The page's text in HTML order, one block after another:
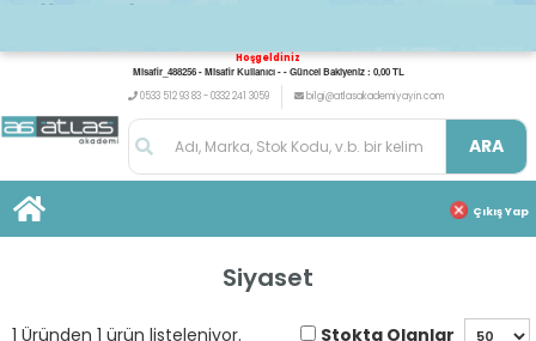
Hoşgeldiniz
Misafir_488256 - Misafir Kullanıcı - - Güncel Bakiyeniz : 0,00 TL
0533 512 93 83 - 0332 241 3059
bilgi@atlasakademiyayin.com
ARA
Çıkış Yap
Siyaset
1 Üründen 1 ürün listeleniyor. Stokta Olanlar